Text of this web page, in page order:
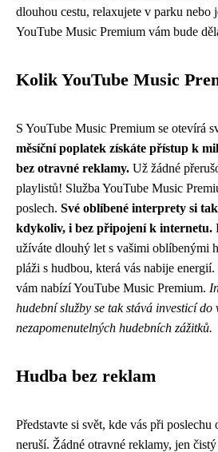
dlouhou cestu, relaxujete v parku nebo
YouTube Music Premium vám bude
Kolik YouTube Music
S YouTube Music Premium se otevírá
měsíční poplatek získáte přístup k
bez otravné reklamy. Už žádné
playlistů! Služba YouTube Music
poslech. Své oblíbené interprety si
kdykoliv, i bez připojení k internetu.
užíváte dlouhý let s vašimi oblíbenými
pláži s hudbou, která vás nabije
vám nabízí YouTube Music Premium.
hudební služby se tak stává investicí do
nezapomenutelných hudebních zážitků.
Hudba bez reklam
Představte si svět, kde vás při
neruší. Žádné otravné reklamy, jen